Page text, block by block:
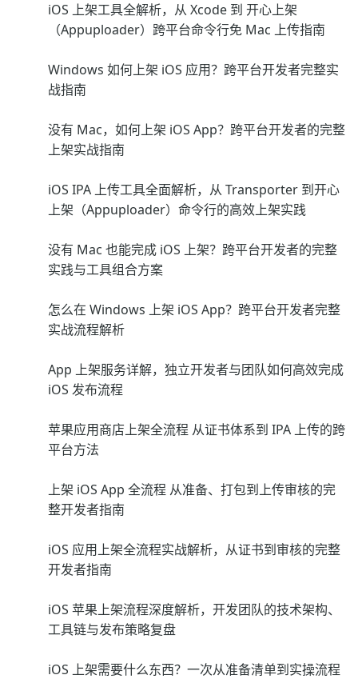
iOS 上架工具全解析，从 Xcode 到 开心上架
（Appuploader）跨平台命令行免 Mac 上传指南
Windows 如何上架 iOS 应用？跨平台开发者完整实
战指南
没有 Mac，如何上架 iOS App？跨平台开发者的完整
上架实战指南
iOS IPA 上传工具全面解析，从 Transporter 到开心
上架（Appuploader）命令行的高效上架实践
没有 Mac 也能完成 iOS 上架？跨平台开发者的完整
实践与工具组合方案
怎么在 Windows 上架 iOS App？跨平台开发者完整
实战流程解析
App 上架服务详解，独立开发者与团队如何高效完成
iOS 发布流程
苹果应用商店上架全流程 从证书体系到 IPA 上传的跨
平台方法
上架 iOS App 全流程 从准备、打包到上传审核的完
整开发者指南
iOS 应用上架全流程实战解析，从证书到审核的完整
开发者指南
iOS 苹果上架流程深度解析，开发团队的技术架构、
工具链与发布策略复盘
iOS 上架需要什么东西？一次从准备清单到实操流程